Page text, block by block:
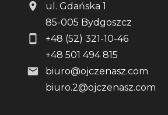
ul. Gdańska 1
85-005 Bydgoszcz
+48 (52) 321-10-46
+48 501 494 815
biuro@ojczenasz.com
biuro.2@ojczenasz.com